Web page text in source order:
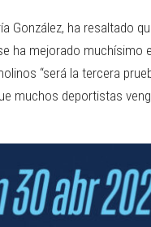
González, ha resaltado
ha mejorado muchísimo
“será la tercera
muchos deportistas